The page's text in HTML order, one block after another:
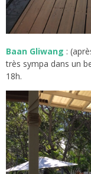
Baan Gliwang :
très sympa dans un
18h.